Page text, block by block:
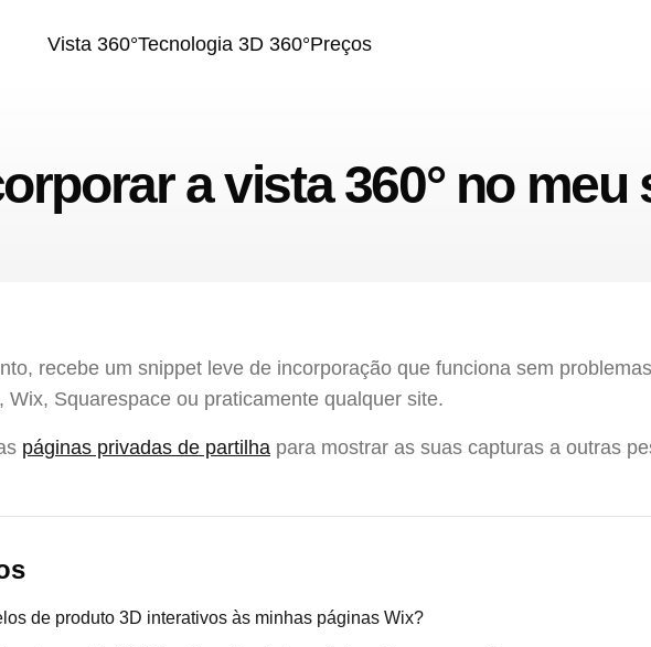
Vista 360°Tecnologia 3D 360°Preços
a vista 360° no meu
recebe um snippet leve de incorporação que funciona sem
Squarespace ou praticamente qualquer site.
páginas privadas de partilha para mostrar as suas capturas a outras
de produto 3D interativos às minhas páginas Wix?